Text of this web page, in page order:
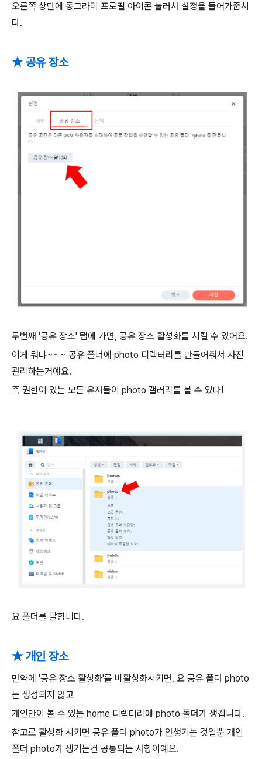
오른쪽 상단에 동그라미 프로필 아이콘 눌러서 설정을 들어가줍시
다.
★ 공유 장소
두번째 '공유 장소' 탭에 가면, 공유 장소 활성화를 시킬 수 있어요.
이게 뭐냐~~~ 공유 폴더에 photo 디렉터리를 만들어줘서 사진
관리하는거예요.
즉 권한이 있는 모든 유저들이 photo 갤러리를 볼 수 있다!
요 폴더를 말합니다.
★ 개인 장소
만약에 '공유 장소 활성화'를 비활성화시키면, 요 공유 폴더 photo
는 생성되지 않고
개인만이 볼 수 있는 home 디렉터리에 photo 폴더가 생깁니다.
참고로 활성화 시키면 공유 폴더 photo가 안생기는 것일뿐 개인
폴더 photo가 생기는건 공통되는 사항이예요.